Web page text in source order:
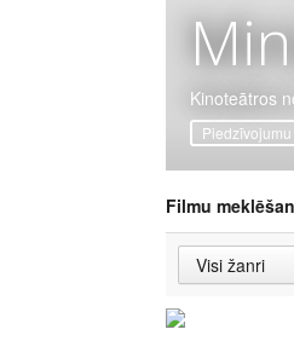
Kinoteātros
Piedzīvojumu
Filmu